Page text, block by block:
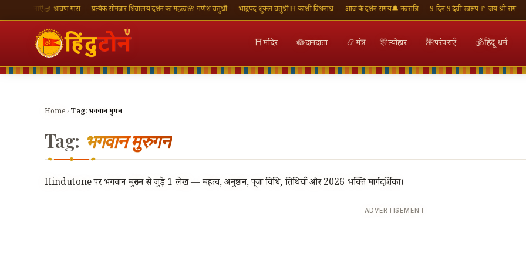
🪔 श्रावण मास — प्रत्येक सोमवार शिवालय दर्शन का महत्व🌸 गणेश चतुर्थी — भाद्रपद शुक्ल चतुर्थी⛩ काशी विश्वनाथ — आज के दर्शन समय🔔 नवरात्रि — 9 दिन 9 देवी स्वरूप🚩 जय श्री राम — राम
⛩मंदिर 🪷दानदाता 📿मंत्र 🎊त्योहार 🌺परंपराएँ 🕉हिंदू धर्म
Home › Tag:भगवान मुरुगन
Tag: भगवान मुरुगन
Hindutone पर भगवान मुरुगन से जुड़े 1 लेख — महत्व, अनुष्ठान, पूजा विधि, तिथियाँ और 2026 भक्ति मार्गदर्शिका।
ADVERTISEMENT